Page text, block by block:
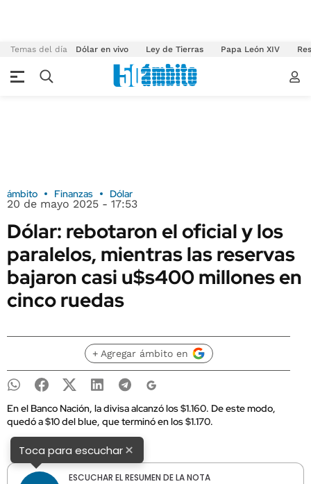
Temas del día Dólar en vivo Ley de Tierras Papa León XIV
ámbito Finanzas Dólar
20 de mayo 2025 - 17:53
Dólar: rebotaron el oficial y los
paralelos, mientras las reservas
bajaron casi u$s400 millones en
cinco ruedas
+ Agregar ámbito en
En el Banco Nación, la divisa alcanzó los $1.160. De este modo,
quedó a $10 del blue, que terminó en los $1.170.
Toca para escuchar×
ESCUCHAR EL RESUMEN DE LA NOTA